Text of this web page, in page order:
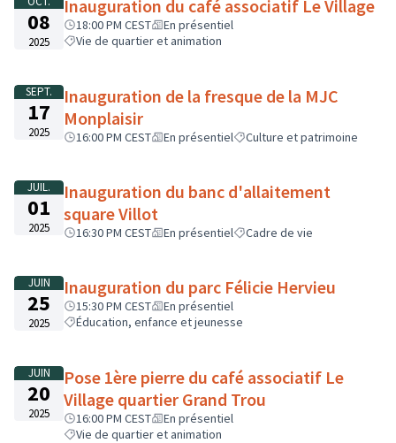
08
2025
Inauguration du café associatif Le Village
18:00 PM CEST
En présentiel
Vie de quartier et animation
SEPT.
17
2025
Inauguration de la fresque de la MJC
Monplaisir
16:00 PM CEST En présentiel Culture et patrimoine
JUIL.
01
2025
Inauguration du banc d'allaitement
square Villot
16:30 PM CEST En présentiel Cadre de vie
JUIN
25
2025
Inauguration du parc Félicie Hervieu
15:30 PM CEST
En présentiel
Éducation, enfance et jeunesse
JUIN
20
2025
Pose 1ère pierre du café associatif Le
Village quartier Grand Trou
16:00 PM CEST
En présentiel
Vie de quartier et animation